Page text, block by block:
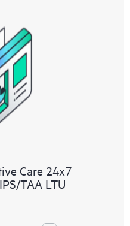
Care 24x7
TAA LTU